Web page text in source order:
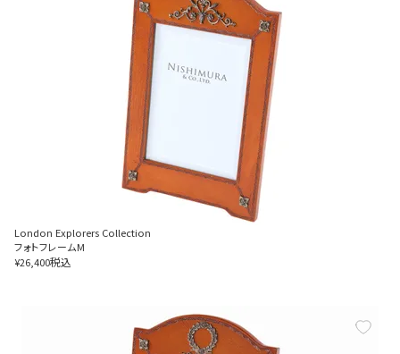
London Explorers Collection
フォトフレームM
¥26,400税込